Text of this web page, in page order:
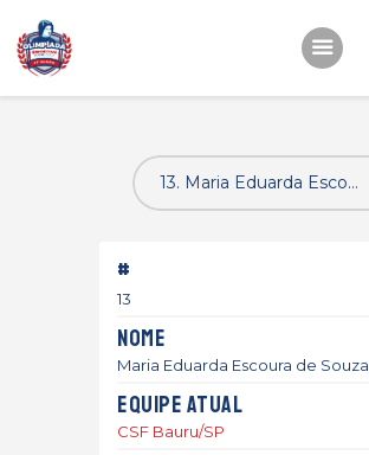
22ª OEMC
Atletas
Sagrado Rede de
Educação
#
13
Nome
Maria Eduarda Escoura de Souza
Equipe atual
CSF Bauru/SP